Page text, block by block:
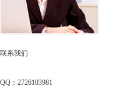
联系我们
QQ：2726103981